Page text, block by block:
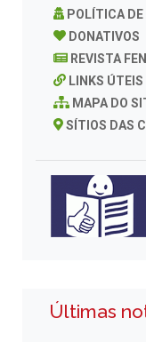
POLÍTICA
DONATIVOS
REVISTA
LINKS ÚTEIS
MAPA DO
SÍTIOS DAS
Últimas